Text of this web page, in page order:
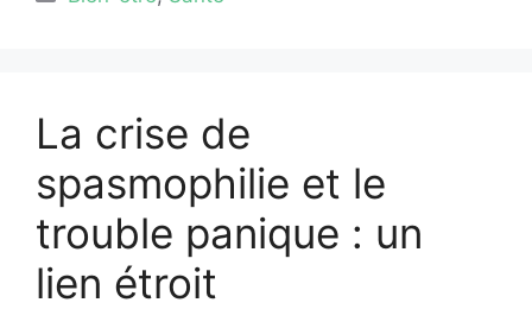
La crise de
spasmophilie et le
trouble panique : un
lien étroit